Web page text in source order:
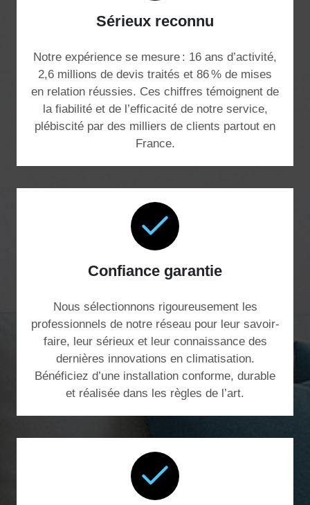
Sérieux reconnu
Notre expérience se mesure : 16 ans d’activité,
2,6 millions de devis traités et 86 % de mises
en relation réussies. Ces chiffres témoignent de
la fiabilité et de l’efficacité de notre service,
plébiscité par des milliers de clients partout en
France.
Confiance garantie
Nous sélectionnons rigoureusement les
professionnels de notre réseau pour leur savoir-
faire, leur sérieux et leur connaissance des
dernières innovations en climatisation.
Bénéficiez d’une installation conforme, durable
et réalisée dans les règles de l’art.